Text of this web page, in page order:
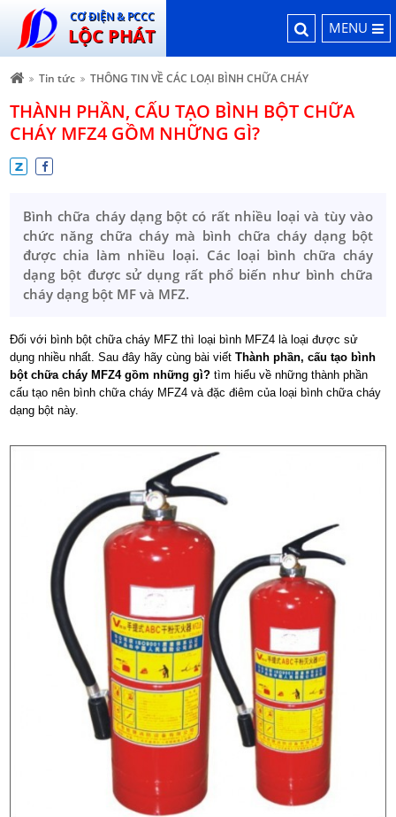
CƠ ĐIỆN & PCCC
LỘC PHÁT MENU
Tin tức THÔNG TIN VỀ CÁC LOẠI BÌNH CHỮA CHÁY
THÀNH PHẦN, CẤU TẠO BÌNH BỘT CHỮA
CHÁY MFZ4 GỒM NHỮNG GÌ?
Bình chữa cháy dạng bột có rất nhiều loại và tùy vào
chức năng chữa cháy mà bình chữa cháy dạng bột
được chia làm nhiều loại. Các loại bình chữa cháy
dạng bột được sử dụng rất phổ biến như bình chữa
cháy dạng bột MF và MFZ.
Đối với bình bột chữa cháy MFZ thì loại bình MFZ4 là loại được sử
dụng nhiều nhất. Sau đây hãy cùng bài viếtThành phần, cấu tạo bình
bột chữa cháy MFZ4 gồm những gì? tìm hiểu về những thành phần
cấu tạo nên bình chữa cháy MFZ4 và đặc điêm của loại bình chữa cháy
dạng bột này.